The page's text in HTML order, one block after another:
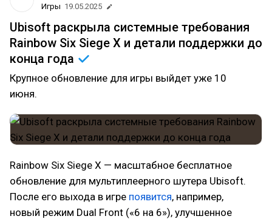
Игры 19.05.2025
Ubisoft раскрыла системные требования
Rainbow Six Siege X и детали поддержки до
конца года
Крупное обновление для игры выйдет уже 10
июня.
Rainbow Six Siege X — масштабное бесплатное
обновление для мультиплеерного шутера Ubisoft.
После его выхода в игре появится, например,
новый режим Dual Front («6 на 6»), улучшенное